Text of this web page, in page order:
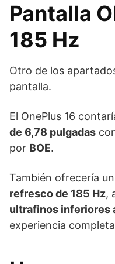
Pantalla
185 Hz
Otro de los
pantalla.
El OnePlus 16
de 6,78 pulgadas
por BOE.
También ofrecería
refresco de 185 Hz,
ultrafinos inferiores
experiencia